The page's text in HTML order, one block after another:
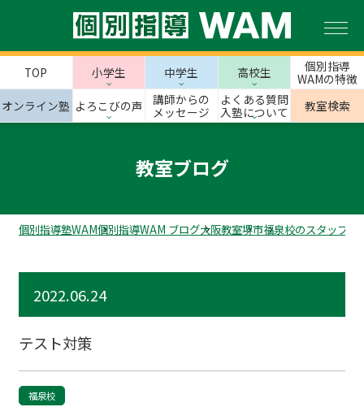
TOP 小学生 中学生 高校生
個別指導
WAMの特徴
オンライン塾 よろこびの声
講師からの
メッセージ
よくある質問
入塾について
教室検索
教室ブログ
個別指導塾WAM個別指導WAM ブログ大阪教室堺市福泉校のスタッフブ
2022.06.24
テスト対策
福泉校